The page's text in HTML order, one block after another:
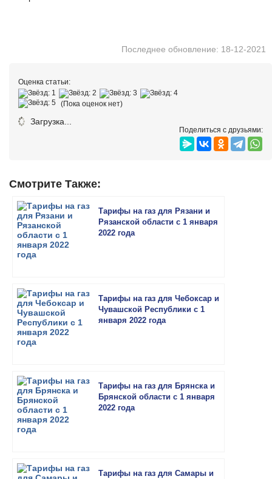
Последнее обновление: 18-12-2021
Оценка статьи:
(Пока оценок нет)
Загрузка...
Поделиться с друзьями:
Смотрите Также:
Тарифы на газ для Рязани и
Рязанской области с 1 января
2022 года
Тарифы на газ для Чебоксар и
Чувашской Республики с 1
января 2022 года
Тарифы на газ для Брянска и
Брянской области с 1 января
2022 года
Тарифы на газ для Самары и